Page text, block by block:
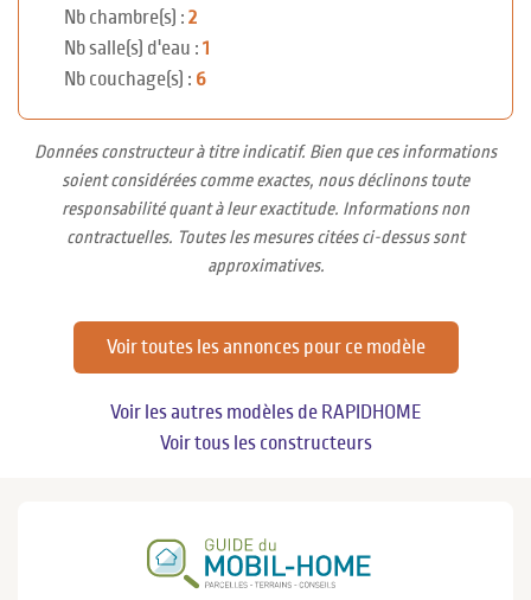
Nb chambre(s) : 2
Nb salle(s) d'eau : 1
Nb couchage(s) : 6
Données constructeur à titre indicatif. Bien que ces informations
soient considérées comme exactes, nous déclinons toute
responsabilité quant à leur exactitude. Informations non
contractuelles. Toutes les mesures citées ci-dessus sont
approximatives.
Voir toutes les annonces pour ce modèle
Voir les autres modèles de RAPIDHOME
Voir tous les constructeurs